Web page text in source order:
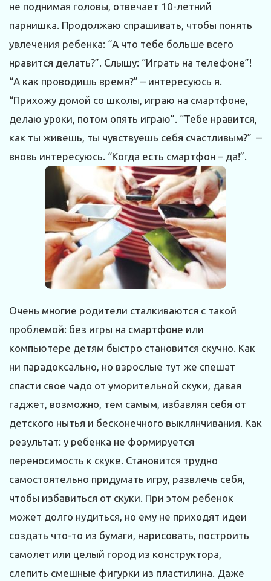
не поднимая головы, отвечает 10-летний
парнишка. Продолжаю спрашивать, чтобы понять
увлечения ребенка: “А что тебе больше всего
нравится делать?”. Слышу: “Играть на телефоне”!
“А как проводишь время?” – интересуюсь я.
“Прихожу домой со школы, играю на смартфоне,
делаю уроки, потом опять играю”. “Тебе нравится,
как ты живешь, ты чувствуешь себя счастливым?” –
вновь интересуюсь. “Когда есть смартфон – да!”.
Очень многие родители сталкиваются с такой
проблемой: без игры на смартфоне или
компьютере детям быстро становится скучно. Как
ни парадоксально, но взрослые тут же спешат
спасти свое чадо от уморительной скуки, давая
гаджет, возможно, тем самым, избавляя себя от
детского нытья и бесконечного выклянчивания. Как
результат: у ребенка не формируется
переносимость к скуке. Становится трудно
самостоятельно придумать игру, развлечь себя,
чтобы избавиться от скуки. При этом ребенок
может долго нудиться, но ему не приходят идеи
создать что-то из бумаги, нарисовать, построить
самолет или целый город из конструктора,
слепить смешные фигурки из пластилина. Даже